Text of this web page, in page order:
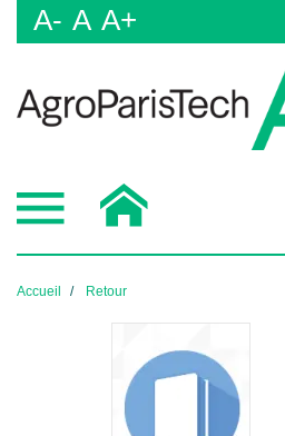
A- A A+
Accueil Retour